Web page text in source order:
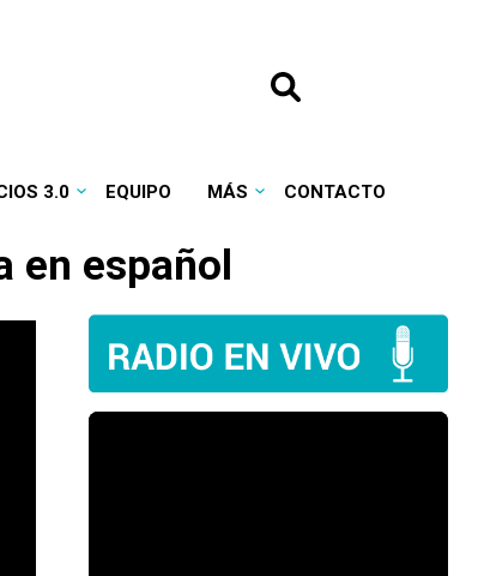
3.0 EQUIPO MÁS CONTACTO
en español